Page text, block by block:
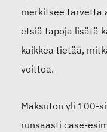
merkitsee tarvetta
etsiä tapoja lisätä
kaikkea tietää,
voittoa.
Maksuton yli 100-
runsaasti case-